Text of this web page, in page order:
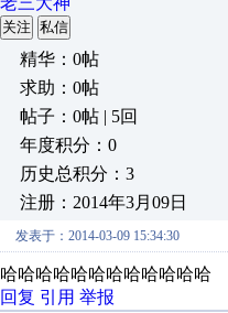
关注 私信
精华：0帖
求助：0帖
帖子：0帖 | 5回
年度积分：0
历史总积分：3
注册：2014年3月09日
发表于：2014-03-09 15:34:30
哈哈哈哈哈哈哈哈哈哈哈哈
回复 引用 举报